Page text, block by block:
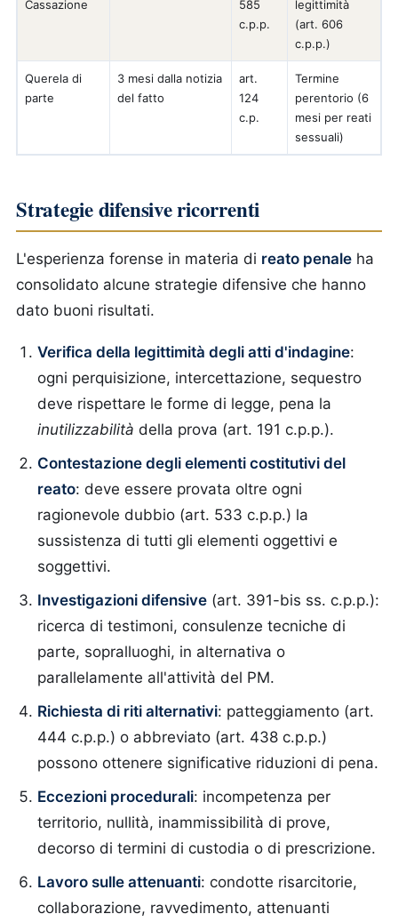
Cassazione
585
c.p.p.
legittimità
(art. 606
c.p.p.)
Querela di
parte
3 mesi dalla notizia
del fatto
art.
124
c.p.
Termine
perentorio (6
mesi per reati
sessuali)
Strategie difensive ricorrenti
L'esperienza forense in materia di reato penale ha
consolidato alcune strategie difensive che hanno
dato buoni risultati.
Verifica della legittimità degli atti d'indagine:
ogni perquisizione, intercettazione, sequestro
deve rispettare le forme di legge, pena la
inutilizzabilità della prova (art. 191 c.p.p.).
Contestazione degli elementi costitutivi del
reato: deve essere provata oltre ogni
ragionevole dubbio (art. 533 c.p.p.) la
sussistenza di tutti gli elementi oggettivi e
soggettivi.
Investigazioni difensive (art. 391-bis ss. c.p.p.):
ricerca di testimoni, consulenze tecniche di
parte, sopralluoghi, in alternativa o
parallelamente all'attività del PM.
Richiesta di riti alternativi: patteggiamento (art.
444 c.p.p.) o abbreviato (art. 438 c.p.p.)
possono ottenere significative riduzioni di pena.
Eccezioni procedurali: incompetenza per
territorio, nullità, inammissibilità di prove,
decorso di termini di custodia o di prescrizione.
Lavoro sulle attenuanti: condotte risarcitorie,
collaborazione, ravvedimento, attenuanti